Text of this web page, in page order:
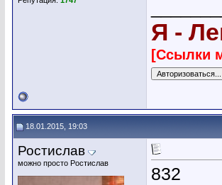
Я -
[Ссылки
18.01.2015, 19:03
Ростислав
можно просто Ростислав
832